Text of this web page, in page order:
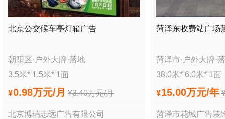
北京公交候车亭灯箱广告
朝阳区· 户外大牌·落地
3.5米* 1.5米* 1 面
¥0.98万元/月 ¥3.40万元/月
北京博瑞志远广告有限公司
菏泽东收费站广场
菏泽市· 户外大牌·
38.0米* 6.0米* 1 面
¥15.00万元/年
菏泽市花城广告装